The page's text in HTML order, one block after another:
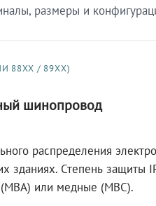
размеры и
88XX / 89XX)
шинопровод
распределения
зданиях. Степень защиты
или медные (МВС).